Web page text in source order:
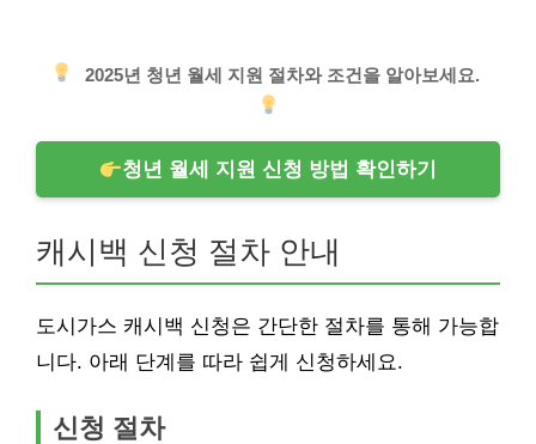
2025년 청년 월세 지원 절차와 조건을 알아보세요.
청년 월세 지원 신청 방법 확인하기
캐시백 신청 절차 안내
도시가스 캐시백 신청은 간단한 절차를 통해 가능합
니다. 아래 단계를 따라 쉽게 신청하세요.
신청 절차